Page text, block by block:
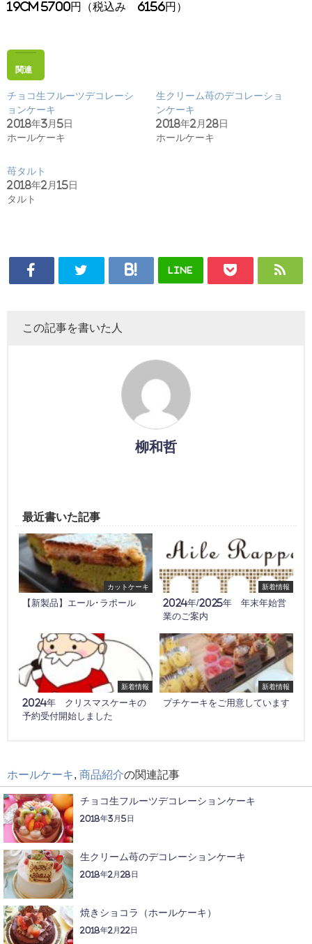
19cm 5700円（税込み 6156円）
関連
チョコ生フルーツデコレーシ
ョンケーキ
2018年3月5日
ホールケーキ
生クリーム苺のデコレーショ
ンケーキ
2018年2月28日
ホールケーキ
苺タルト
2018年2月15日
タルト
LINE
この記事を書いた人
柳和哲
最近書いた記事
カットケーキ
【新製品】エール･ラポール
新着情報
2024年/2025年 年末年始営
業のご案内
新着情報
2024年 クリスマスケーキの
予約受付開始しました
新着情報
プチケーキをご用意しています
ホールケーキ 商品紹介の関連記事
チョコ生フルーツデコレーションケーキ
2018年3月5日
生クリーム苺のデコレーションケーキ
2018年2月28日
焼きショコラ（ホールケーキ）
2018年2月22日